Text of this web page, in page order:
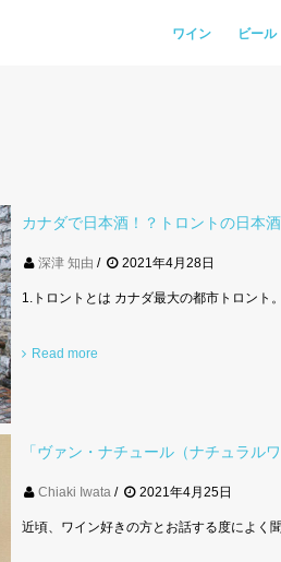
ワイン ビール
カナダで日本酒！？トロントの日本
深津 知由 2021年4月28日
1.トロントとは カナダ最大の都市トロン
Read more
「ヴァン・ナチュール（ナチュラル
Chiaki Iwata 2021年4月25日
近頃、ワイン好きの方とお話する度によく